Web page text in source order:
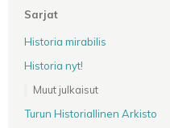
Sarjat
Historia mirabilis
Historia nyt!
Muut julkaisut
Turun Historiallinen Arkisto